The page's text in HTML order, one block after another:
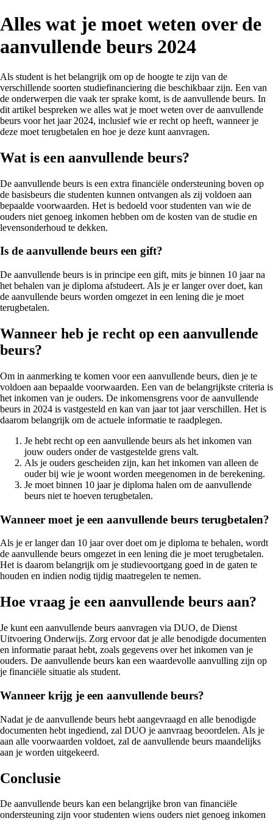
Alles wat je moet weten over de
aanvullende beurs 2024
Als student is het belangrijk om op de hoogte te zijn van de
verschillende soorten studiefinanciering die beschikbaar zijn. Een van
de onderwerpen die vaak ter sprake komt, is de aanvullende beurs. In
dit artikel bespreken we alles wat je moet weten over de aanvullende
beurs voor het jaar 2024, inclusief wie er recht op heeft, wanneer je
deze moet terugbetalen en hoe je deze kunt aanvragen.
Wat is een aanvullende beurs?
De aanvullende beurs is een extra financiële ondersteuning boven op
de basisbeurs die studenten kunnen ontvangen als zij voldoen aan
bepaalde voorwaarden. Het is bedoeld voor studenten van wie de
ouders niet genoeg inkomen hebben om de kosten van de studie en
levensonderhoud te dekken.
Is de aanvullende beurs een gift?
De aanvullende beurs is in principe een gift, mits je binnen 10 jaar na
het behalen van je diploma afstudeert. Als je er langer over doet, kan
de aanvullende beurs worden omgezet in een lening die je moet
terugbetalen.
Wanneer heb je recht op een aanvullende
beurs?
Om in aanmerking te komen voor een aanvullende beurs, dien je te
voldoen aan bepaalde voorwaarden. Een van de belangrijkste criteria is
het inkomen van je ouders. De inkomensgrens voor de aanvullende
beurs in 2024 is vastgesteld en kan van jaar tot jaar verschillen. Het is
daarom belangrijk om de actuele informatie te raadplegen.
Je hebt recht op een aanvullende beurs als het inkomen van
jouw ouders onder de vastgestelde grens valt.
Als je ouders gescheiden zijn, kan het inkomen van alleen de
ouder bij wie je woont worden meegenomen in de berekening.
Je moet binnen 10 jaar je diploma halen om de aanvullende
beurs niet te hoeven terugbetalen.
Wanneer moet je een aanvullende beurs terugbetalen?
Als je er langer dan 10 jaar over doet om je diploma te behalen, wordt
de aanvullende beurs omgezet in een lening die je moet terugbetalen.
Het is daarom belangrijk om je studievoortgang goed in de gaten te
houden en indien nodig tijdig maatregelen te nemen.
Hoe vraag je een aanvullende beurs aan?
Je kunt een aanvullende beurs aanvragen via DUO, de Dienst
Uitvoering Onderwijs. Zorg ervoor dat je alle benodigde documenten
en informatie paraat hebt, zoals gegevens over het inkomen van je
ouders. De aanvullende beurs kan een waardevolle aanvulling zijn op
je financiële situatie als student.
Wanneer krijg je een aanvullende beurs?
Nadat je de aanvullende beurs hebt aangevraagd en alle benodigde
documenten hebt ingediend, zal DUO je aanvraag beoordelen. Als je
aan alle voorwaarden voldoet, zal de aanvullende beurs maandelijks
aan je worden uitgekeerd.
Conclusie
De aanvullende beurs kan een belangrijke bron van financiële
ondersteuning zijn voor studenten wiens ouders niet genoeg inkomen